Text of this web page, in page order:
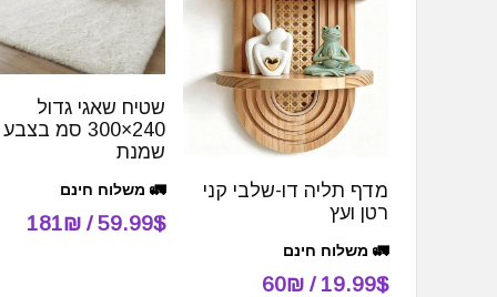
מדף תליה דו-שלבי קני
רטן ועץ
🚛 משלוח חינם
19.99$ / 60₪
שטיח שאגי גדול
240×300 סמ בצבע
שמנת
🚛 משלוח חינם
59.99$ / 181₪